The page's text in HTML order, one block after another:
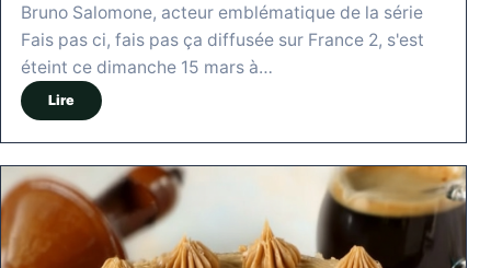
Bruno Salomone, acteur emblématique de la série
Fais pas ci, fais pas ça diffusée sur France 2, s'est
éteint ce dimanche 15 mars à…
Lire